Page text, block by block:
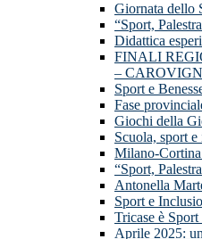
Giornata dello
“Sport,
Didattica
FINALI
–
Sport e
Fase
Giochi della
Scuola, sport
Milano-
“Sport,
Antonella
Sport e
Tricase è
Aprile 2025: